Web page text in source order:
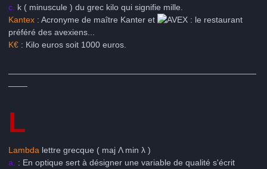
c. k ( minuscule ) du grec kilo qui signifie mille.
Kantex : Acronyme de maître Kanter et
: le restaurant
préféré des avexiens...
K€ : Kilo euros soit 1000 euros.
L
Lambda lettre grecque ( maj Λ min λ )
a.
: En optique sert à désigner une variable de qualité s'écrit